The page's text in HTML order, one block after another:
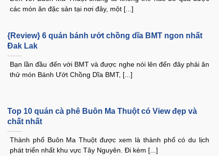
các món ăn đặc sản tại nơi đây, một [...]
{Review} 6 quán bánh ướt chồng dĩa BMT ngon nhất
Đak Lak
Bạn lần đầu đến với BMT và được nghe nói lên đến đây phải ăn
thử món Bánh Ướt Chồng Dĩa BMT, [...]
Top 10 quán cà phê Buôn Ma Thuột có View đẹp và
chất nhất
Thành phố Buôn Ma Thuột được xem là thành phố có du lịch
phát triển nhất khu vực Tây Nguyên. Đi kèm [...]